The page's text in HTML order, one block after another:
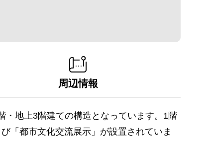
周辺情報
・地上3階建ての構造となっています。1階
「都市文化交流展示」が設置されていま